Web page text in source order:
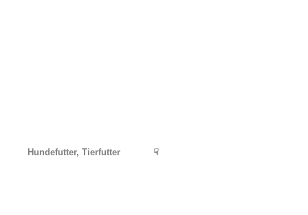
Hundefutter, Tierfutter ☟